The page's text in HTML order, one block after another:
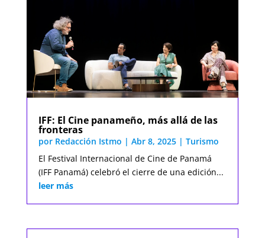
IFF: El Cine panameño, más allá de las
fronteras
por Redacción Istmo | Abr 8, 2025| Turismo
El Festival Internacional de Cine de Panamá
(IFF Panamá) celebró el cierre de una edición...
leer más